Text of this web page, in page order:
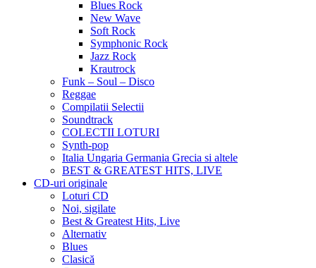
Blues Rock
New Wave
Soft Rock
Symphonic Rock
Jazz Rock
Krautrock
Funk – Soul – Disco
Reggae
Compilatii Selectii
Soundtrack
COLECTII LOTURI
Synth-pop
Italia Ungaria Germania Grecia si altele
BEST & GREATEST HITS, LIVE
CD-uri originale
Loturi CD
Noi, sigilate
Best & Greatest Hits, Live
Alternativ
Blues
Clasică